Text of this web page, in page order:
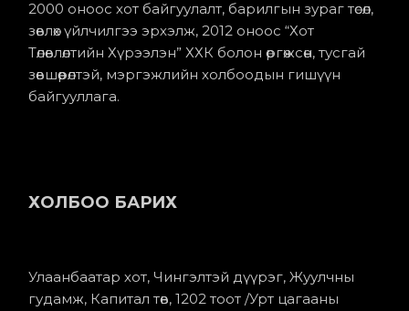
2000 оноос хот байгуулалт, барилгын зураг төсөл,
зөвлөх үйлчилгээ эрхэлж, 2012 оноос “Хот
Төлөвлөлтийн Хүрээлэн” ХХК болон өргөжсөн, тусгай
зөвшөөрөлтэй, мэргэжлийн холбоодын гишүүн
байгууллага.
ХОЛБОО БАРИХ
Улаанбаатар хот, Чингэлтэй дүүрэг, Жуулчны
гудамж, Капитал төв, 1202 тоот /Урт цагааны